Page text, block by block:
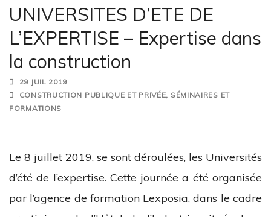
UNIVERSITES D’ETE DE
L’EXPERTISE – Expertise dans
la construction
29 JUIL 2019
CONSTRUCTION PUBLIQUE ET PRIVÉE, SÉMINAIRES ET
FORMATIONS
Le 8 juillet 2019, se sont déroulées, les Universités
d’été de l’expertise. Cette journée a été organisée
par l’agence de formation Lexposia, dans le cadre